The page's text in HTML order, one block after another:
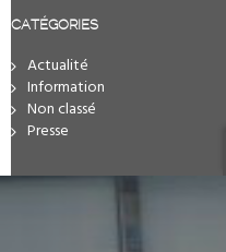
CATÉGORIES
Actualité
Information
Non classé
Presse